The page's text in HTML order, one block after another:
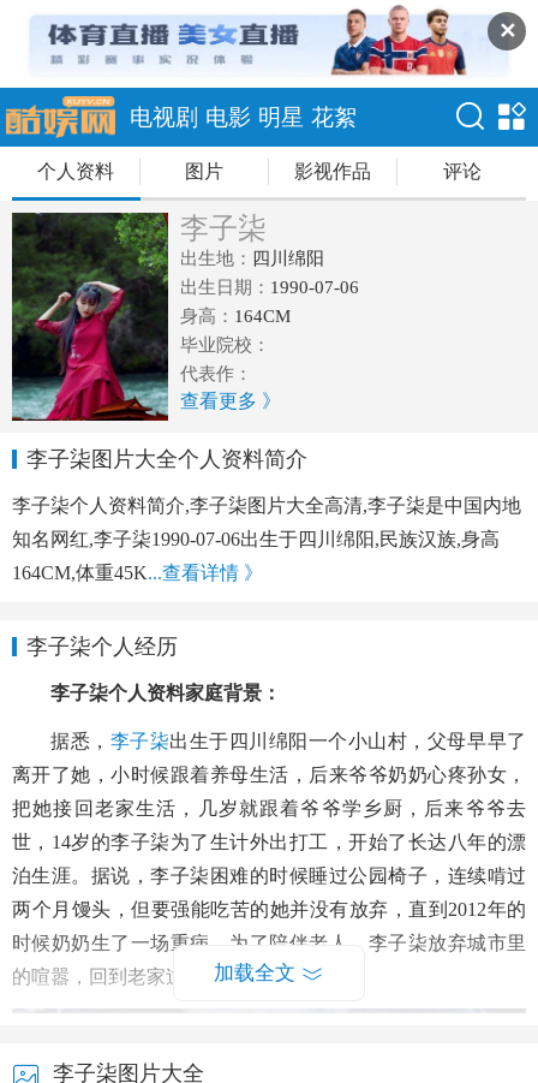
✕
电视剧 电影 明星 花絮
个人资料 图片 影视作品 评论
李子柒
出生地： 四川绵阳
出生日期： 1990-07-06
身高： 164CM
毕业院校：
代表作：
查看更多 》
李子柒图片大全个人资料简介
李子柒个人资料简介,李子柒图片大全高清,李子柒是中国内地
知名网红,李子柒1990-07-06出生于四川绵阳,民族汉族,身高
164CM,体重45K...查看详情 》
李子柒个人经历
李子柒个人资料家庭背景：
据悉， 李子柒出生于四川绵阳一个小山村，父母早早了
离开了她，小时候跟着养母生活，后来爷爷奶奶心疼孙女，
把她接回老家生活，几岁就跟着爷爷学乡厨，后来爷爷去
世，14岁的李子柒为了生计外出打工，开始了长达八年的漂
泊生涯。据说，李子柒困难的时候睡过公园椅子，连续啃过
两个月馒头，但要强能吃苦的她并没有放弃，直到2012年的
时候奶奶生了一场重病，为了陪伴老人，李子柒放弃城市里
的喧嚣，回到老家过起了简单的日子。
加载全文
李子柒图片大全